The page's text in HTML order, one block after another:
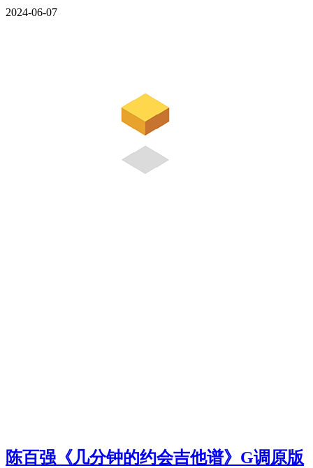
2024-06-07
陈百强《几分钟的约会吉他谱》G调原版